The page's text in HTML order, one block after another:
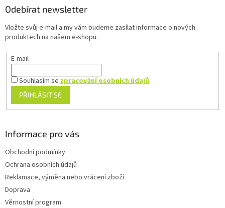
Odebírat newsletter
Vložte svůj e-mail a my vám budeme zasílat informace o nových
produktech na našem e-shopu.
E-mail
Souhlasím sezpracování osobních údajů
PŘIHLÁSIT SE
Informace pro vás
Obchodní podmínky
Ochrana osobních údajů
Reklamace, výměna nebo vrácení zboží
Doprava
Věrnostní program